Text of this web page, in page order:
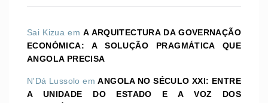
Sai Kizua emA ARQUITECTURA DA GOVERNAÇÃO
ECONÓMICA: A SOLUÇÃO PRAGMÁTICA QUE
ANGOLA PRECISA
N'Dá Lussolo emANGOLA NO SÉCULO XXI: ENTRE
A UNIDADE DO ESTADO E A VOZ DOS